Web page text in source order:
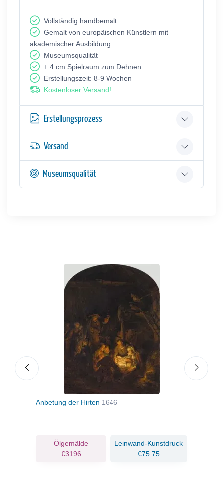
Vollständig handbemalt
Gemalt von europäischen Künstlern mit
akademischer Ausbildung
Museumsqualität
+ 4 cm Spielraum zum Dehnen
Erstellungszeit: 8-9 Wochen
Kostenloser Versand!
Erstellungsprozess
Versand
Museumsqualität
Anbetung der Hirten 1646
Ölgemälde
€3196
Leinwand-Kunstdruck
€75.75